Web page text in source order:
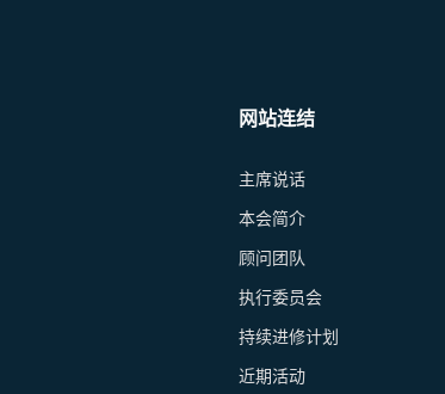
网站连结
主席说话
本会简介
顾问团队
执行委员会
持续进修计划
近期活动